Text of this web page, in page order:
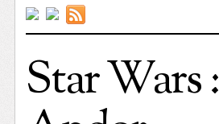
Star Wars :